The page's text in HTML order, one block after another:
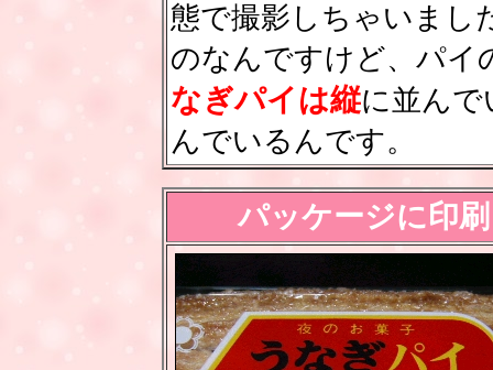
態で撮影しちゃいまし
のなんですけど、パイ
なぎパイは縦に並んで
んでいるんです。
パッケージに印